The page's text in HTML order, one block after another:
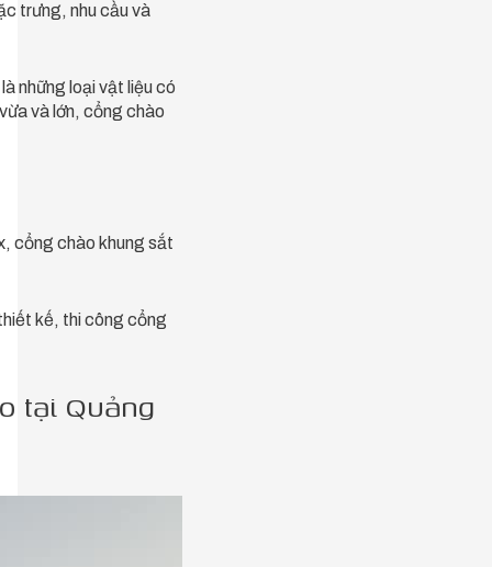
trưng, nhu cầu và
những loại vật liệu có
và lớn, cổng chào
cổng chào khung sắt
kế, thi công cổng
tại Quảng